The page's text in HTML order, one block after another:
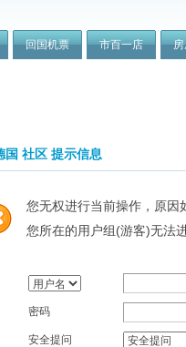
回国机票 市百一店
国 社区 提示信息
您无权进行当前操作，原因
您所在的用户组(游客)无法
密码
安全提问